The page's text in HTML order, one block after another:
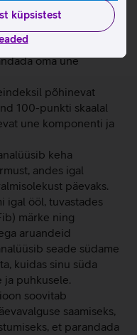
küpsistest
südame
ja kehatemperatuuri,
oma une
põhinevat
100-punkti skaalal
une komponenti ja
keha
andes igal
päevaks.
igal ööl, tuvastades
märke ning
aruandeid
seade südame
kuidas sinu süda
ja puhkusele.
soovitab
saamiseks,
et parandada